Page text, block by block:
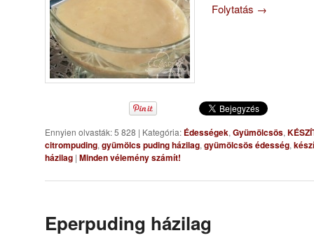
Folytatás →
Ennyien olvasták: 5 828 | Kategória: Édességek, Gyümölcsös,
citrompuding, gyümölcs puding házilag, gyümölcsös édesség,
házilag | Minden vélemény számít!
Eperpuding házilag